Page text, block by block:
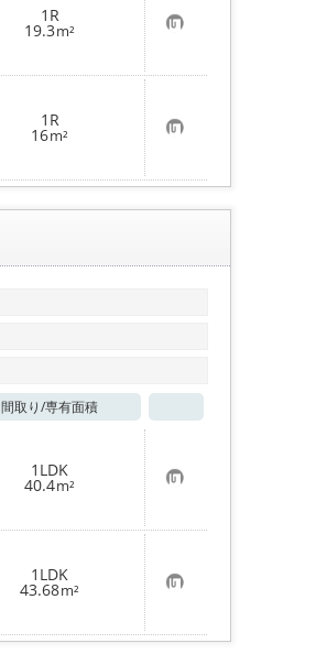
1R
19.3m² お
気
に
入
り
登
録
1R
16m² お
気
に
入
登
間取り/専有面積
1LDK
40.4m² お
気
に
入
り
登
録
1LDK
43.68m² お
気
に
入